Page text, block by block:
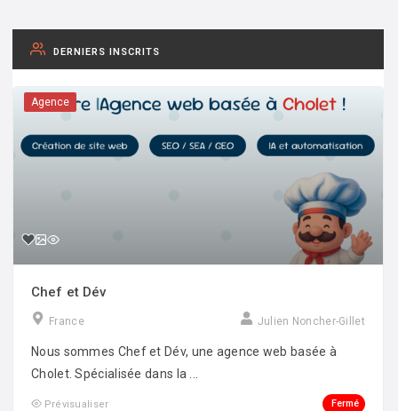
DERNIERS INSCRITS
Agence
Chef et Dév
France Julien Noncher-Gillet
Nous sommes Chef et Dév, une agence web basée à
Cholet. Spécialisée dans la ...
Prévisualiser Fermé